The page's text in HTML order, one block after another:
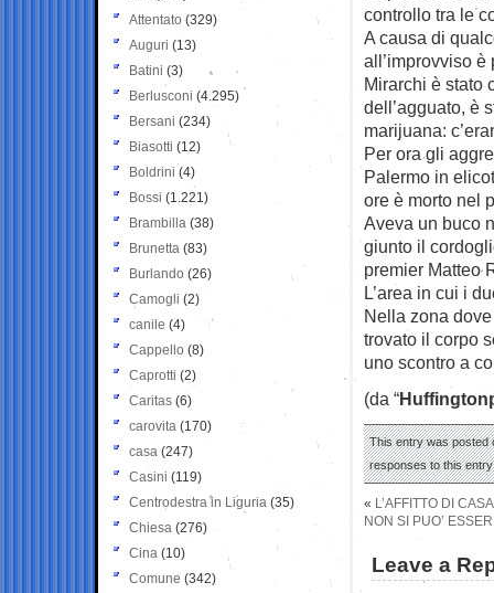
controllo tra le
A causa di
all’improvviso
Mirarchi è stato
dell’agguato, è
marijuana:
Per ora gli
Palermo in
ore è morto nel
Aveva un buco
giunto il
premier Matteo
L’area in cui i
Nella zona
trovato il corpo
uno scontro a
(da “
This entry was posted
responses to this
« L’AFFITTO DI
NON SI PUO’
Leave a
Attentato (329)
Auguri (13)
Batini (3)
Berlusconi (4.295)
Bersani (234)
Biasotti (12)
Boldrini (4)
Bossi (1.221)
Brambilla (38)
Brunetta (83)
Burlando (26)
Camogli (2)
canile (4)
Cappello (8)
Caprotti (2)
Caritas (6)
carovita (170)
casa (247)
Casini (119)
Centrodestra in Liguria (35)
Chiesa (276)
Cina (10)
Comune (342)